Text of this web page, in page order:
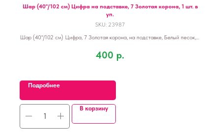
Шар (40''/102 см) Цифра на подставке, 7 Золотая корона, 1 шт. в
уп.
SKU: 23987
Шар (40''/102 см) Цифра, 7 Золотая корона, на подставке, Белый песок, 1
400 р.
Подробнее
В корзину